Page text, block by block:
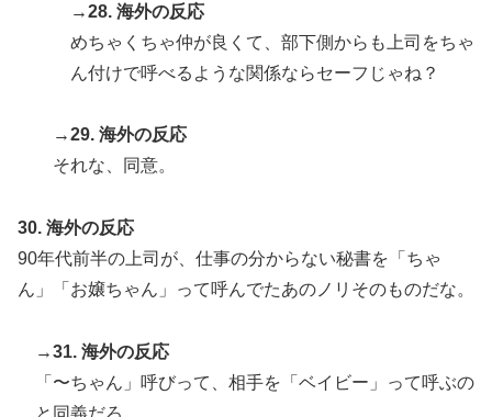
→28. 海外の反応
めちゃくちゃ仲が良くて、部下側からも上司をちゃ
ん付けで呼べるような関係ならセーフじゃね？
→29. 海外の反応
それな、同意。
30. 海外の反応
90年代前半の上司が、仕事の分からない秘書を「ちゃ
ん」「お嬢ちゃん」って呼んでたあのノリそのものだな。
→31. 海外の反応
「〜ちゃん」呼びって、相手を「ベイビー」って呼ぶの
と同義だろ。